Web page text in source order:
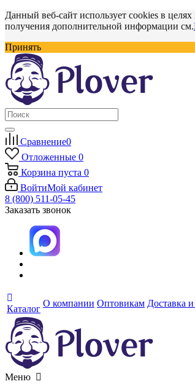
Данный веб-сайт использует cookies в
получения дополнительной информации см.
Принять
Сравнение0
Отложенные 0
Корзина пуста 0
ВойтиМой кабинет
8 (800) 511-05-45
Заказать звонок
Каталог
О компании Оптовикам Доставка
Меню